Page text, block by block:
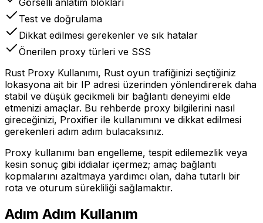
Test ve doğrulama
Dikkat edilmesi gerekenler ve sık hatalar
Önerilen proxy türleri ve SSS
Rust Proxy Kullanımı, Rust oyun trafiğinizi seçtiğiniz
lokasyona ait bir IP adresi üzerinden yönlendirerek daha
stabil ve düşük gecikmeli bir bağlantı deneyimi elde
etmenizi amaçlar. Bu rehberde proxy bilgilerini nasıl
gireceğinizi, Proxifier ile kullanımını ve dikkat edilmesi
gerekenleri adım adım bulacaksınız.
Proxy kullanımı ban engelleme, tespit edilemezlik veya
kesin sonuç gibi iddialar içermez; amaç bağlantı
kopmalarını azaltmaya yardımcı olan, daha tutarlı bir
rota ve oturum sürekliliği sağlamaktır.
Adım Adım Kullanım